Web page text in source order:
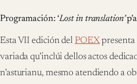
Programación: ‘Lost in translation’
Esta VII edición del POEXpresenta
variada qu’inclúi dellos actos
n’asturianu, mesmo atendiendo a